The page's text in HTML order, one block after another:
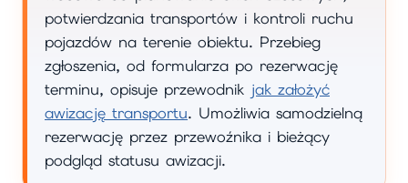
potwierdzania transportów i kontroli ruchu
pojazdów na terenie obiektu. Przebieg
zgłoszenia, od formularza po rezerwację
terminu, opisuje przewodnik jak założyć
awizację transportu. Umożliwia samodzielną
rezerwację przez przewoźnika i bieżący
podgląd statusu awizacji.